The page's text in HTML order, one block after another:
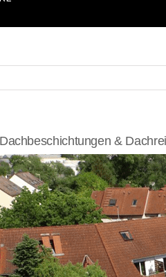
Dachbeschichtungen &